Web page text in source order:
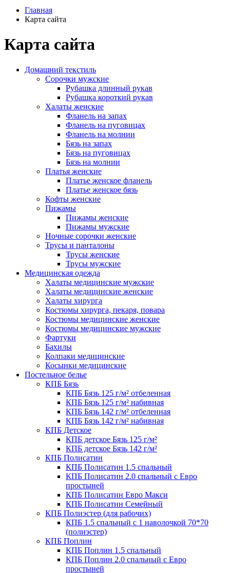
Главная
Карта сайта
Карта сайта
Домашний текстиль
Сорочки мужские
Рубашка длинный рукав
Рубашка короткий рукав
Халаты женские
Фланель на запах
Фланель на пуговицах
Фланель на молнии
Бязь на запах
Бязь на пуговицах
Бязь на молнии
Платья женские
Платье женское фланель
Платье женское бязь
Кофты женские
Пижамы
Пижамы женские
Пижамы мужские
Ночные сорочки женские
Трусы и панталоны
Трусы женские
Трусы мужские
Медицинская одежда
Халаты медицинские мужские
Халаты медицинские женские
Халаты хирурга
Костюмы хирурга, пекаря, повара
Костюмы медицинские женские
Костюмы медицинские мужские
Фартуки
Бахилы
Колпаки медицинские
Косынки медицинские
Постельное белье
КПБ Бязь
КПБ Бязь 125 г/м² отбеленная
КПБ Бязь 125 г/м² набивная
КПБ Бязь 142 г/м² отбеленная
КПБ Бязь 142 г/м² набивная
КПБ Детское
КПБ детское Бязь 125 г/м²
КПБ детское Бязь 142 г/м²
КПБ Полисатин
КПБ Полисатин 1.5 спальный
КПБ Полисатин 2.0 спальный с Евро
простыней
КПБ Полисатин Евро Макси
КПБ Полисатин Семейный
КПБ Полиэстер (для рабочих)
КПБ 1.5 спальный с 1 наволочкой 70*70
(полиэстер)
КПБ Поплин
КПБ Поплин 1.5 спальный
КПБ Поплин 2.0 спальный с Евро
простыней